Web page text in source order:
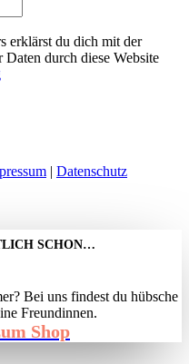
erklärst du dich mit der
durch diese Website
| Datenschutz
SCHON…
Bei uns findest du hübsche
Freundinnen.
Shop